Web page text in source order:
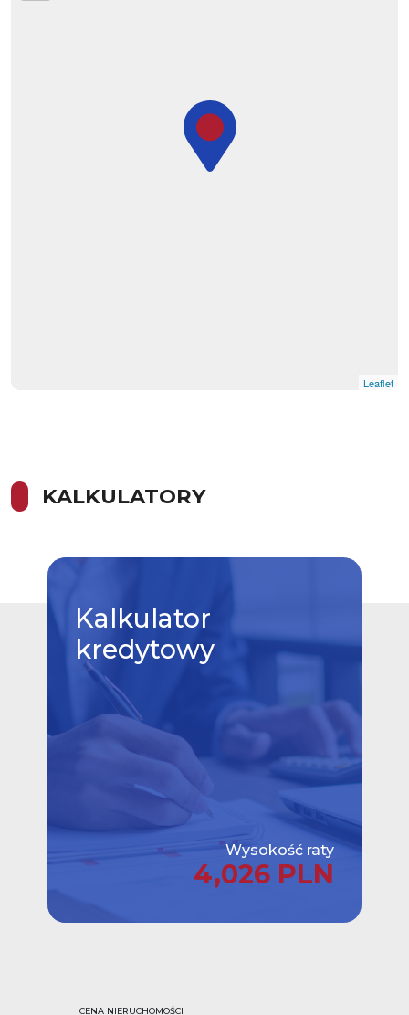
Leaflet
KALKULATORY
Kalkulator
kredytowy
Wysokość raty
4,026 PLN
CENA NIERUCHOMOŚCI